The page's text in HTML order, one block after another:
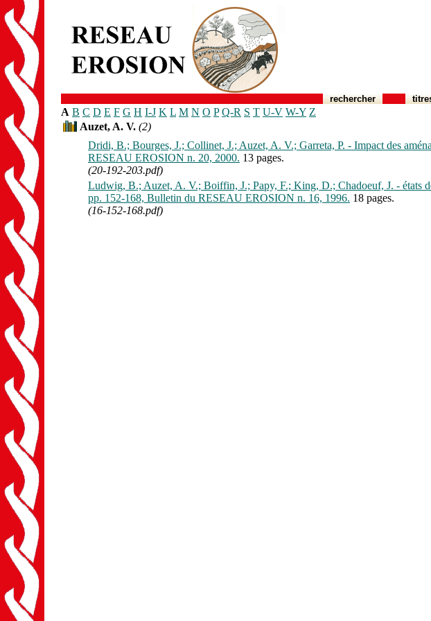
rechercher
A B C D E F G H I-J K L M N O P Q-R S T U-V W-Y Z
Auzet, A. V. (2)
Dridi, B.; Bourges, J.; Collinet, J.; Auzet, A. V.; Garreta, P. - Impact des
RESEAU EROSION n. 20, 2000. 13 pages.
(20-192-203.pdf)
Ludwig, B.; Auzet, A. V.; Boiffin, J.; Papy, F.; King, D.; Chadoeuf, J. - états
pp. 152-168, Bulletin du RESEAU EROSION n. 16, 1996. 18 pages.
(16-152-168.pdf)